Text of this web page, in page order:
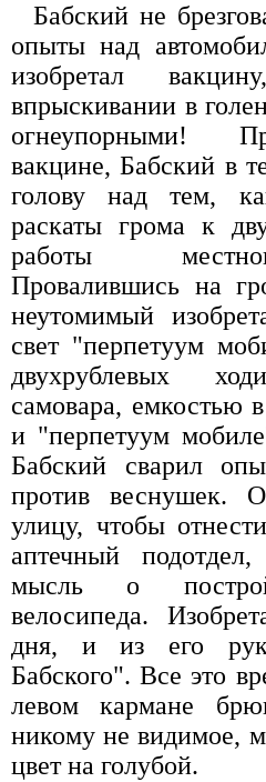
Бабский не
опыты над
изобретал
впрыскивании в
огнеупорными!
вакцине, Бабский в
голову над тем,
раскаты грома к
работы
Провалившись на
неутомимый
свет "перпетуум
двухрублевых
самовара, емкостью
и "перпетуум
Бабский сварил
против
улицу, чтобы
аптечный
мысль о
велосипеда.
дня, и из его
Бабского". Все это
левом кармане
никому не видимое,
цвет на голубой.